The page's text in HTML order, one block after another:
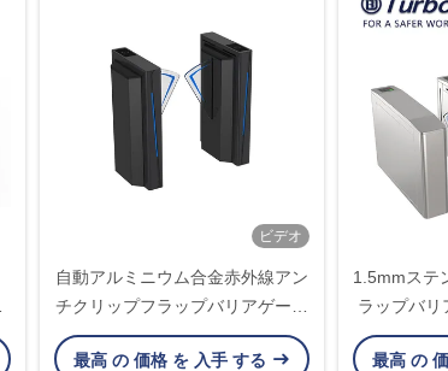
ビデオ
自動アルミニウム合金赤外線アン
チクリップフラップバリアゲート
LA2218
最高 の 価格 を 入手 する
1.5mmステ
ラップバリ
最高 の